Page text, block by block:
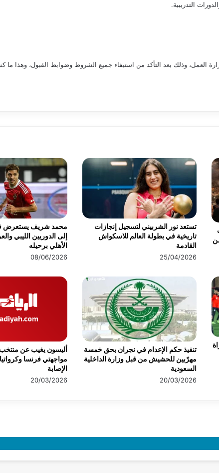
التدريبية.
العمل، وذلك بعد التأكد من استيفاء جميع الشروط وضوابط القبول، وهذا ما
محمد شريف يستعرض
إلى الدوريين الليبي
الأهلي برحيله
08/06/2026
تستعد نور الشربيني لتسجيل إنجازات
تاريخية في بطولة العالم للاسكواش
القادمة
25/04/2026
أليسون يغيب عن منتخب
مواجهتي فرنسا
الإصابة
20/03/2026
تنفيذ حكم الإعدام في نجران بحق خمسة
مهرّبين للحشيش من قبل وزارة الداخلية
السعودية
20/03/2026